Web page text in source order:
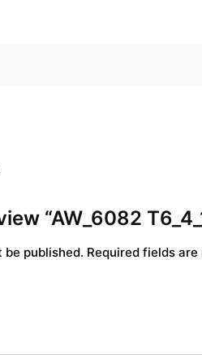
“AW_6082
be published. Required fields are